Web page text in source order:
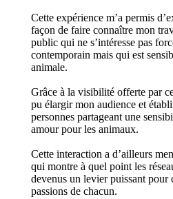
Cette expérience m’a permis
façon de faire connaître mon
public qui ne s’intéresse pas
contemporain mais qui est
animale.
Grâce à la visibilité offerte par
pu élargir mon audience et
personnes partageant une
amour pour les animaux.
Cette interaction a d’ailleurs
qui montre à quel point les
devenus un levier puissant pour
passions de chacun.